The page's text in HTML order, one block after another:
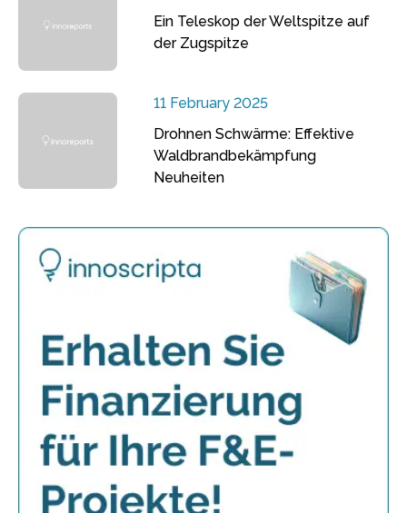
Ein Teleskop der Weltspitze auf
der Zugspitze
11 February 2025
Drohnen Schwärme: Effektive
Waldbrandbekämpfung
Neuheiten